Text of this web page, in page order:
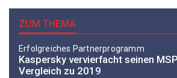
ZUM THEMA
Erfolgreiches Partnerprogramm
Kaspersky vervierfacht seinen
Vergleich zu 2019